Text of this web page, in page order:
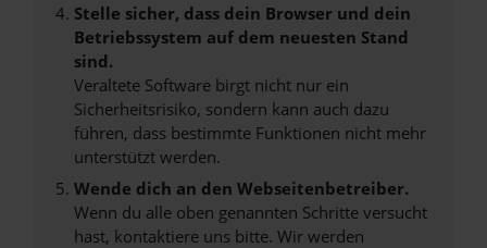
Stelle sicher, dass dein Browser und dein
Betriebssystem auf dem neuesten Stand
sind.
Veraltete Software birgt nicht nur ein
Sicherheitsrisiko, sondern kann auch dazu
führen, dass bestimmte Funktionen nicht mehr
unterstützt werden.
Wende dich an den Webseitenbetreiber.
Wenn du alle oben genannten Schritte versucht
hast, kontaktiere uns bitte. Wir werden